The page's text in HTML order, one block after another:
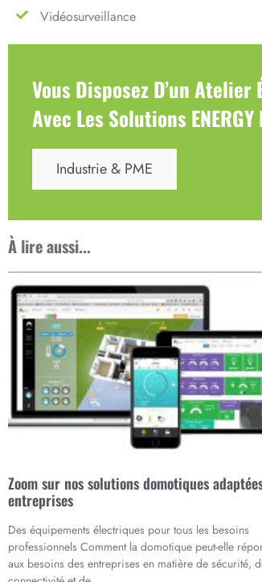
Vidéosurveillance
Vous Disposez D’un
Avec Les Solutions
Industrie & PME
À lire aussi...
Zoom sur nos solutions domotiques
entreprises
Des équipements électriques pour tous les besoins
professionnels Comment la domotique peut-elle
aux besoins des entreprises en matière de sécurité,